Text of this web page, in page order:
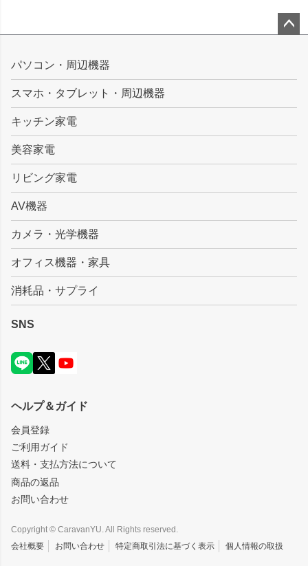
ップ
パソコン・周辺機器
スマホ・タブレット・周辺機器
キッチン家電
美容家電
リビング家電
AV機器
カメラ・光学機器
オフィス機器・家具
消耗品・サプライ
SNS
ヘルプ＆ガイド
会員登録
ご利用ガイド
送料・支払方法について
商品の返品
お問い合わせ
Copyright © CaravanYU. All Rights reserved.
会社概要
お問い合わせ 特定商取引法に基づく表示 個人情報の取扱